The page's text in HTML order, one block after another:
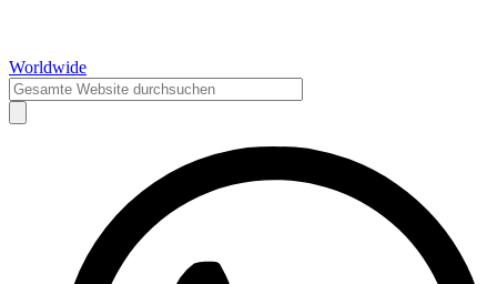
Worldwide